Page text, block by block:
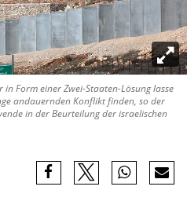
Form einer Zwei-Staaten-Lösung lasse
andauernden Konflikt finden, so der
in der Beurteilung der israelischen